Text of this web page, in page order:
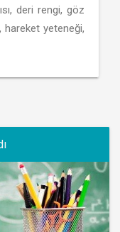
deri rengi, göz
hareket yeteneği,